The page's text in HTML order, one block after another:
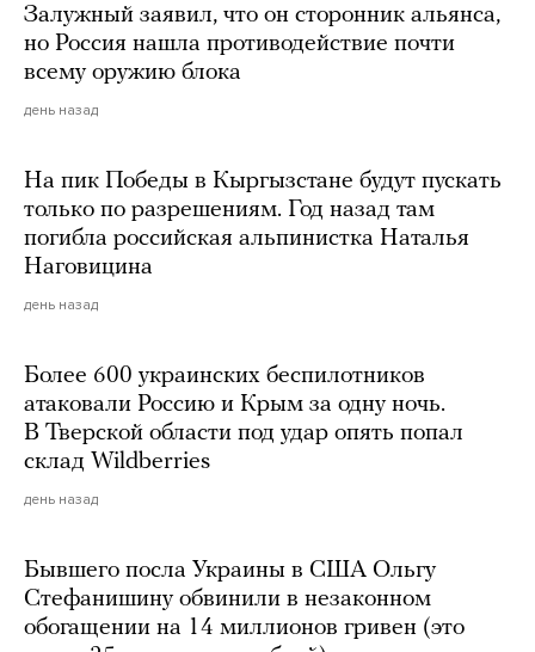
Залужный заявил, что он сторонник альянса,
но Россия нашла противодействие почти
всему оружию блока
день назад
На пик Победы в Кыргызстане будут пускать
только по разрешениям. Год назад там
погибла российская альпинистка Наталья
Наговицина
день назад
Более 600 украинских беспилотников
атаковали Россию и Крым за одну ночь.
В Тверской области под удар опять попал
склад Wildberries
день назад
Бывшего посла Украины в США Ольгу
Стефанишину обвинили в незаконном
обогащении на 14 миллионов гривен (это